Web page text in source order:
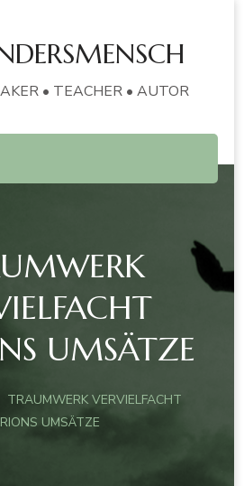
• TEACHER • AUTOR
UMSÄTZE
TRAUMWERK VERVIELFACHT
UMSÄTZE